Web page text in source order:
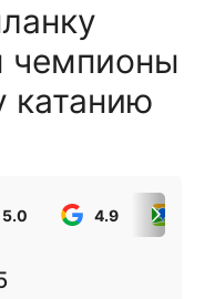
чемпионы
катанию
5.0 4.9